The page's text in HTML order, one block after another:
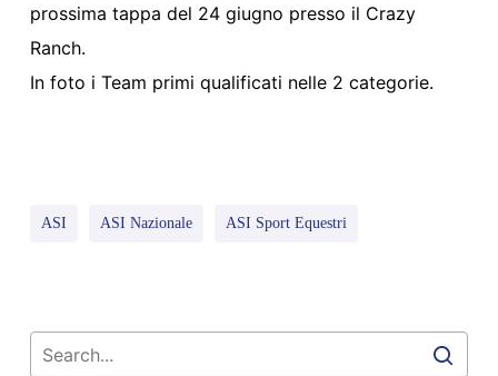
prossima tappa del 24 giugno presso il Crazy
Ranch.
In foto i Team primi qualificati nelle 2 categorie.
ASI ASI Nazionale ASI Sport Equestri